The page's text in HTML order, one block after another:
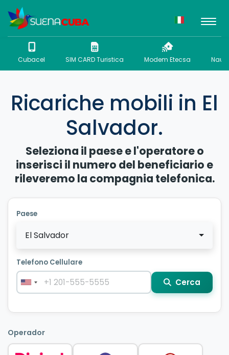
Cubacel SIM CARD Turistica Modem Etecsa
Ricariche mobili in El
Salvador.
Seleziona il paese e l'operatore o
inserisci il numero del beneficiario e
rileveremo la compagnia telefonica.
Paese
El Salvador
Telefono Cellulare
Cerca
Operador